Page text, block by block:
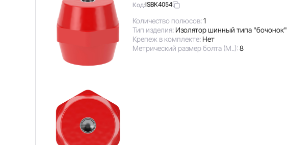
Код:ISBK4054
Количество полюсов:1
Тип изделия: Изолятор шинный типа "бочонок"
Крепеж в комплекте: Нет
Метрический размер болта (М..):8